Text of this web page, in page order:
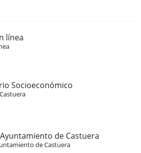
línea
Socioeconómico
de Castuera
de Castuera